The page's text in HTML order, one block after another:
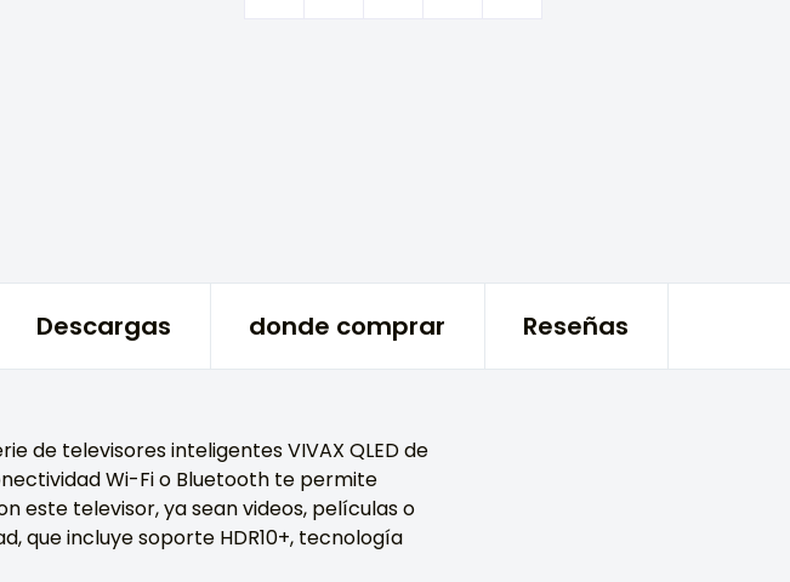
Descargas donde comprar Reseñas
de televisores inteligentes VIVAX QLED de
Wi-Fi o Bluetooth te permite
este televisor, ya sean videos, películas o
que incluye soporte HDR10+, tecnología